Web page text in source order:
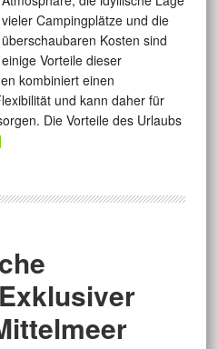
vieler Campingplätze und die
überschaubaren Kosten sind
einige Vorteile dieser
kombiniert einen
und kann daher für
Die Vorteile des Urlaubs